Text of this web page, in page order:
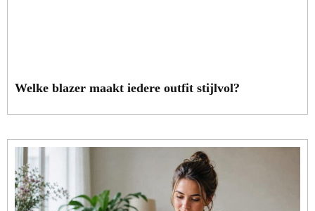
Welke blazer maakt iedere outfit stijlvol?